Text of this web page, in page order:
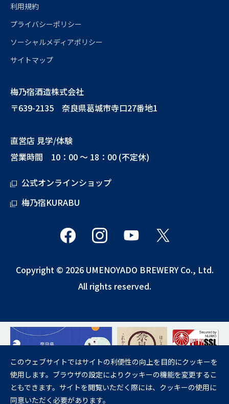
利用規約
プライバシーポリシー
ソーシャルメディアポリシー
サイトマップ
梅乃宿酒造株式会社
〒639-2135 奈良県葛城市寺口27番地1
直営店 見学/体験
営業時間 10：00 ～ 18：00 (不定休)
公式オンラインショップ
梅乃宿KURABU
Copyright © 2026 UMENOYADO BREWERY Co., Ltd.
All rights reserved.
飲酒は20歳になってから。
妊娠中や授乳期の飲酒は、胎児・乳児の発育に悪影響を与えるおそれが
あります。
このウェブサイトではサイトの利便性の向上を目的にクッキーを
使用します。ブラウザの設定によりクッキーの機能を変更するこ
ともできます。サイトを閲覧いただく際には、クッキーの使用に
同意いただく必要があります。